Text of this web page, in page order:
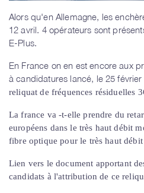
Alors qu'en Allemagne, les
12 avril. 4 opérateurs sont
E-Plus.
En France on en est encore aux
à candidatures lancé, le 25 février
reliquat de fréquences résiduelles
La france va -t-elle prendre du
européens dans le très haut débit
fibre optique pour le très haut
Lien vers le document apportant
candidats à l'attribution de ce